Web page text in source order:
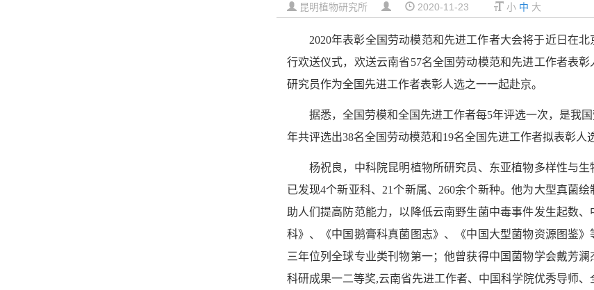
昆明植物研究所 2020-11-23 小 中 大
2020年表彰全国劳动模范和先进工作者大会将于近日在北
行欢送仪式，欢送云南省57名全国劳动模范和先进工作者表
研究员作为全国先进工作者表彰人选之一一起赴京。
据悉，全国劳模和全国先进工作者每5年评选一次，是我
年共评选出38名全国劳动模范和19名全国先进工作者拟表彰人
杨祝良，中科院昆明植物所研究员、东亚植物多样性与
已发现4个新亚科、21个新属、260余个新种。他为大型真菌
助人们提高防范能力，以降低云南野生菌中毒事件发生起数
科》、《中国鹅膏科真菌图志》、《中国大型菌物资源图鉴
三年位列全球专业类刊物第一；他曾获得中国菌物学会戴芳
科研成果一二等奖,云南省先进工作者、 中国科学院优秀导师、